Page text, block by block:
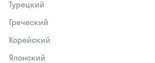
Турецкий
Греческий
Корейский
Японский